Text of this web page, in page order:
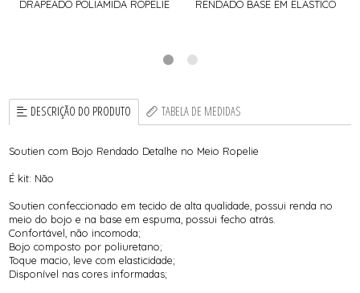
DRAPEADO POLIAMIDA ROPELIE RENDADO BASE EM ELÁSTICO
DESCRIÇÃO DO PRODUTO TABELA DE MEDIDAS
Soutien com Bojo Rendado Detalhe no Meio Ropelie
É kit: Não
Soutien confeccionado em tecido de alta qualidade, possui renda no
meio do bojo e na base em espuma, possui fecho atrás.
Confortável, não incomoda;
Bojo composto por poliuretano;
Toque macio, leve com elasticidade;
Disponível nas cores informadas;